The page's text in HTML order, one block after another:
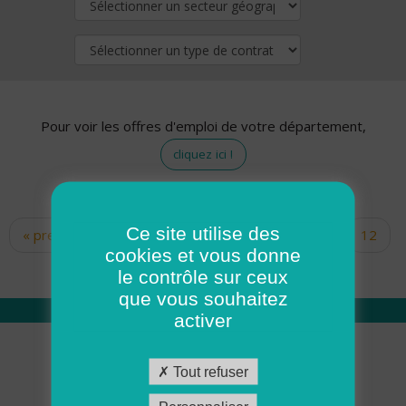
Pour voir les offres d'emploi de votre département,
cliquez ici !
Pages
« premier ‹ précédent … 10
12
14 15 16 17
Qui sommes nous
Académie ADMR
Ce site utilise des
cookies et vous donne
le contrôle sur ceux
que vous souhaitez
activer
Tout refuser